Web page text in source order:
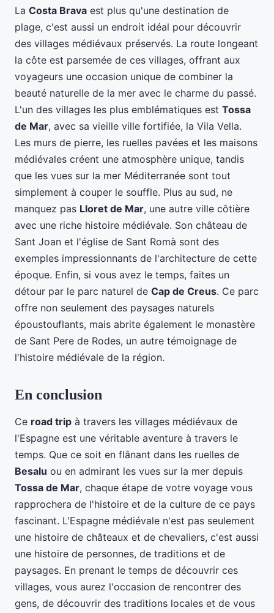
La Costa Brava est plus qu'une destination de
plage, c'est aussi un endroit idéal pour découvrir
des villages médiévaux préservés. La route longeant
la côte est parsemée de ces villages, offrant aux
voyageurs une occasion unique de combiner la
beauté naturelle de la mer avec le charme du passé.
L'un des villages les plus emblématiques est Tossa
de Mar, avec sa vieille ville fortifiée, la Vila Vella.
Les murs de pierre, les ruelles pavées et les maisons
médiévales créent une atmosphère unique, tandis
que les vues sur la mer Méditerranée sont tout
simplement à couper le souffle. Plus au sud, ne
manquez pas Lloret de Mar, une autre ville côtière
avec une riche histoire médiévale. Son château de
Sant Joan et l'église de Sant Romà sont des
exemples impressionnants de l'architecture de cette
époque. Enfin, si vous avez le temps, faites un
détour par le parc naturel de Cap de Creus. Ce parc
offre non seulement des paysages naturels
époustouflants, mais abrite également le monastère
de Sant Pere de Rodes, un autre témoignage de
l'histoire médiévale de la région.
En conclusion
Ce road trip à travers les villages médiévaux de
l'Espagne est une véritable aventure à travers le
temps. Que ce soit en flânant dans les ruelles de
Besalu ou en admirant les vues sur la mer depuis
Tossa de Mar, chaque étape de votre voyage vous
rapprochera de l'histoire et de la culture de ce pays
fascinant. L'Espagne médiévale n'est pas seulement
une histoire de châteaux et de chevaliers, c'est aussi
une histoire de personnes, de traditions et de
paysages. En prenant le temps de découvrir ces
villages, vous aurez l'occasion de rencontrer des
gens, de découvrir des traditions locales et de vous